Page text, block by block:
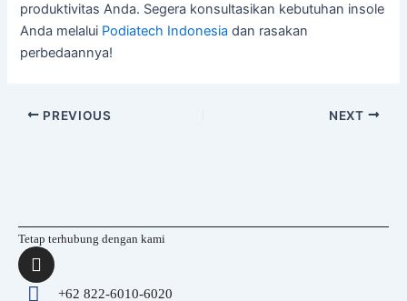
produktivitas Anda. Segera konsultasikan kebutuhan insole
Anda melalui Podiatech Indonesia dan rasakan
perbedaannya!
PREVIOUS NEXT
Tetap terhubung dengan kami
I
n
s
+62 822-6010-6020